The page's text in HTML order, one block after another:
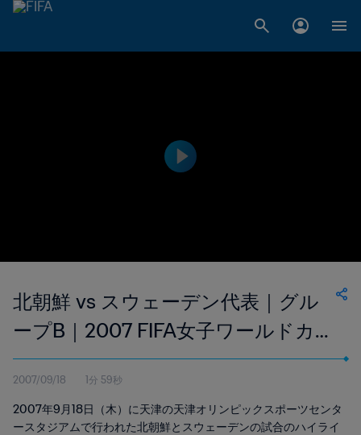
北朝鮮 vs スウェーデン代表｜グル
ープB｜2007 FIFA女子ワールドカッ
プ 中国｜ハイライト
2007/09/18 1分 59秒
2007年9月18日（木）に天津の天津オリンピックスポーツセンタ
ースタジアムで行われた北朝鮮とスウェーデンの試合のハイライ